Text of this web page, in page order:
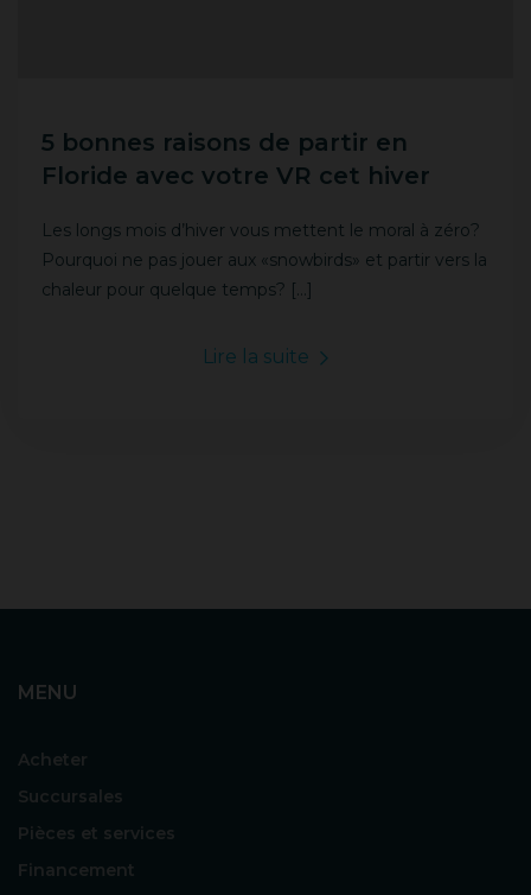
5 bonnes raisons de partir en
Floride avec votre VR cet hiver
Les longs mois d’hiver vous mettent le moral à zéro?
Pourquoi ne pas jouer aux «snowbirds» et partir vers la
chaleur pour quelque temps? […]
Lire la suite
MENU
Acheter
Succursales
Pièces et services
Financement